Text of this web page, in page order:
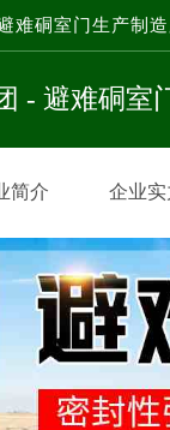
难硐室门生产制造
- 避难硐室
简介 企业实